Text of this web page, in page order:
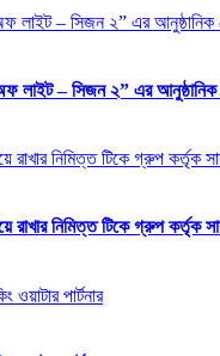
অফ লাইট – সিজন ২” এর আনুষ্ঠানিক
অফ লাইট – সিজন ২” এর
রাখার নিমিত্ত টিকে গ্রুপ কর্তৃক
রাখার নিমিত্ত টিকে গ্রুপ কর্তৃক
ওয়াটার পার্টনার